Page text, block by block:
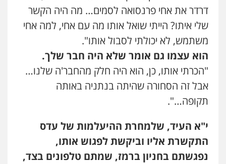
עו"ד אור בן שאנן
פלילי מעצרים וחקירות
0549199449
עו"ד מוחמד רחאל
פלילי פשיעה חמורה צווארון לבן צבאי
מעצרים וחקירות
0502228917
פלילי עבירות תנועה תעבורה פשיעה
חמורה
0505258475
דרדר את אחי פרנסואה לסמים… מה היה הקשר
שלי איתו? הייתי שואל אותו מה עם אחי, למה אחי
משתמש, לא יכולתי לסבול אותו".
הוא עצמו גם אומר שלא היה חבר שלך.
"הכרתי אותו, כן, הוא היה חלק מהחבר'ה שלנו…
אבל זה הסחורה שהיתה בנתניה באותה
תקופה…".
י"א העיד, שלמחרת ההיעלמות של עדס
התקשרת אליו וביקשת לפגוש אותו,
נפגשתם בחניון ברמז, שמתם טלפונים בצד,